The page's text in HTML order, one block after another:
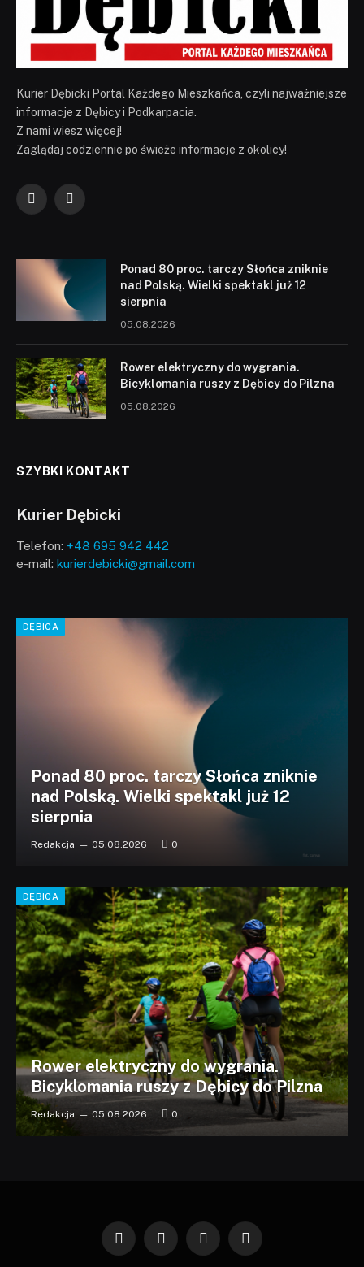
Kurier Dębicki Portal Każdego Mieszkańca, czyli najważniejsze
informacje z Dębicy i Podkarpacia.
Z nami wiesz więcej!
Zaglądaj codziennie po świeże informacje z okolicy!
FacebookYouTube
Ponad 80 proc. tarczy Słońca zniknie
nad Polską. Wielki spektakl już 12
sierpnia
05.08.2026
Rower elektryczny do wygrania.
Bicyklomania ruszy z Dębicy do Pilzna
05.08.2026
SZYBKI KONTAKT
Kurier Dębicki
Telefon: +48 695 942 442
e-mail: kurierdebicki@gmail.com
DĘBICA
Ponad 80 proc. tarczy Słońca zniknie
nad Polską. Wielki spektakl już 12
sierpnia
Redakcja 05.08.2026 0
DĘBICA
Rower elektryczny do wygrania.
Bicyklomania ruszy z Dębicy do Pilzna
Redakcja 05.08.2026 0
Facebook
X
InstagramPinterest